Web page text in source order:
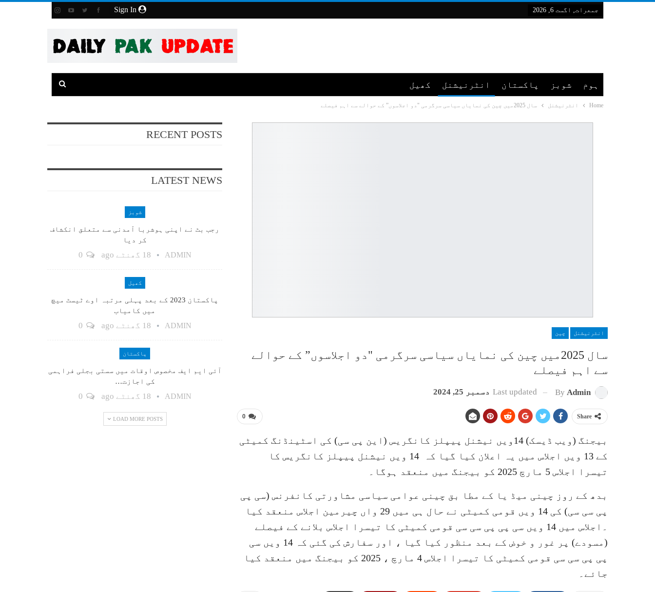
جمعرات, اگست 6, 2026
ہوم شوبز پاکستان انٹرنیشنل کھیل
Home انٹرنیشنل سال 2025میں چین کی نمایاں سیاسی سرگرمی "دو اجلاسوں” کے حوالے سے اہم فیصلے
انٹرنیشنل چین
سال 2025میں چین کی نمایاں سیاسی سرگرمی "دو اجلاسوں” کے حوالے
سے اہم فیصلے
By Admin
Last updated دسمبر 25, 2024
0 Share
بیجنگ (ویب ڈیسک) 14ویں نیشنل پیپلز کانگریس (این پی سی) کی اسٹینڈنگ کمیٹی
کے 13 ویں اجلاس میں یہ اعلان کیا گیا کہ 14 ویں نیشنل پیپلز کانگریس کا
تیسرا اجلاس 5 مارچ 2025 کو بیجنگ میں منعقد ہوگا۔
بدھ کے روز چینی میڈ یا کے مطا بق چینی عوامی سیاسی مشاورتی کانفرنس (سی پی
پی سی سی) کی 14 ویں قومی کمیٹی نے حال ہی میں 29 واں چیرمین اجلاس منعقد کیا
۔اجلاس میں 14 ویں سی پی پی سی سی قومی کمیٹی کا تیسرا اجلاس بلانے کے فیصلے
(مسودے) پر غور و خوض کے بعد منظور کیا گیا ، اور سفارش کی گئی کہ 14 ویں سی
پی پی سی سی قومی کمیٹی کا تیسرا اجلاس 4 مارچ ، 2025 کو بیجنگ میں منعقد کیا
جائے۔
RECENT POSTS
LATEST NEWS
شوبز
رجب بٹ نے اپنی ہوشربا آمدنی سے متعلق انکشاف
کر دیا
ADMIN 18 گھنٹے ago
کھیل
پاکستان 2023 کے بعد پہلی مرتبہ اوے ٹیسٹ میچ
میں کامیاب
ADMIN 18 گھنٹے ago
پاکستان
آئی ایم ایف مخصوص اوقات میں سستی بجلی فراہمی
کی اجازت…
ADMIN 18 گھنٹے ago
LOAD MORE POSTS